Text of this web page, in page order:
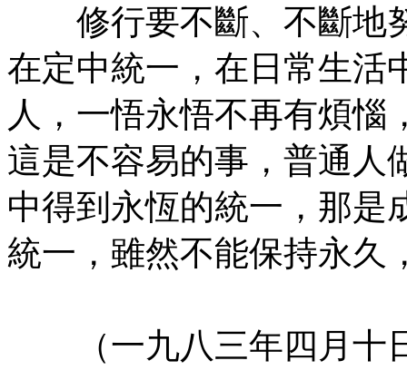
修行要不斷、不斷地
在定中統一，在日常生活
人，一悟永悟不再有煩惱
這是不容易的事，普通人
中得到永恆的統一，那是
統一，雖然不能保持永久
（一九八三年四月十